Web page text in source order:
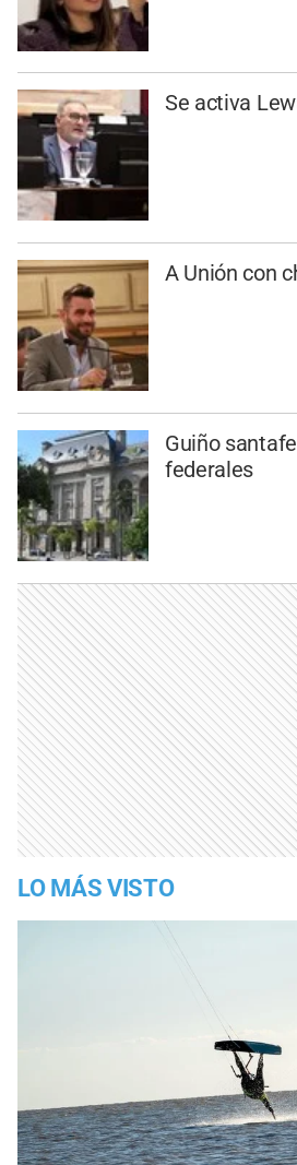
Se activa
A Unión con
Guiño
federales
LO MÁS VISTO